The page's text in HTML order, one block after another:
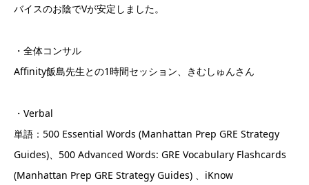
バイスのお陰でVが安定しました。
・全体コンサル
Affinity飯島先生との1時間セッション、きむしゅんさん
・Verbal
単語：500 Essential Words (Manhattan Prep GRE Strategy
Guides)、500 Advanced Words: GRE Vocabulary Flashcards
(Manhattan Prep GRE Strategy Guides) 、iKnow